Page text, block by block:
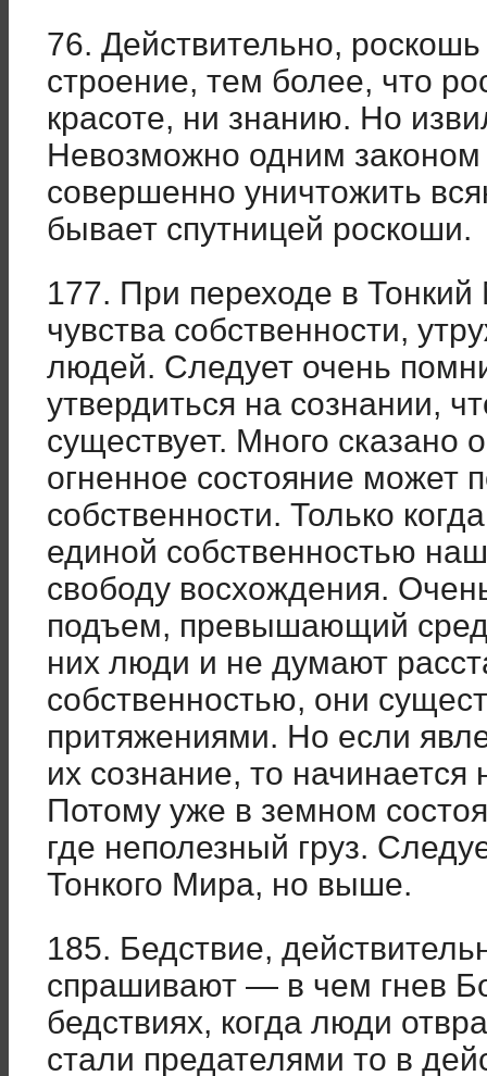
76. Действительно,
строение, тем более, что
красоте, ни знанию. Но
Невозможно одним
совершенно уничтожить
бывает спутницей роскоши.
177. При переходе в
чувства собственности,
людей. Следует очень
утвердиться на сознании,
существует. Много сказано
огненное состояние может
собственности. Только
единой собственностью
свободу восхождения.
подъем, превышающий
них люди и не думают
собственностью, они
притяжениями. Но если
их сознание, то
Потому уже в земном
где неполезный груз.
Тонкого Мира, но выше.
185. Бедствие,
спрашивают — в чем гнев
бедствиях, когда люди
стали предателями то в